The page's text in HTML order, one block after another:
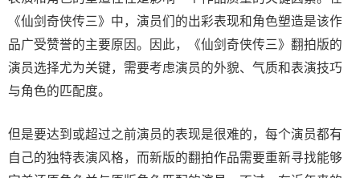
《仙剑奇侠传三》中，演员们的出彩表现和角色塑造是该作
品广受赞誉的主要原因。因此，《仙剑奇侠传三》翻拍版的
演员选择尤为关键，需要考虑演员的外貌、气质和表演技巧
与角色的匹配度。
但是要达到或超过之前演员的表现是很难的，每个演员都有
自己的独特表演风格，而新版的翻拍作品需要重新寻找能够